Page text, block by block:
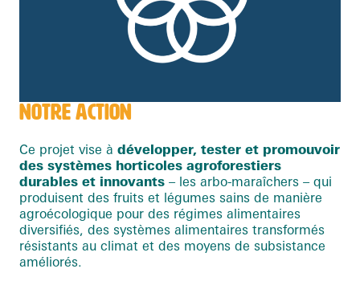
NOTRE ACTION
Ce projet vise à développer, tester et promouvoir
des systèmes horticoles agroforestiers
durables et innovants – les arbo-maraîchers – qui
produisent des fruits et légumes sains de manière
agroécologique pour des régimes alimentaires
diversifiés, des systèmes alimentaires transformés
résistants au climat et des moyens de subsistance
améliorés.